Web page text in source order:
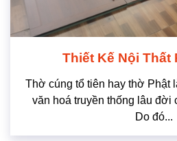
Thiết Kế Nội Thất
Thờ cúng tổ tiên hay thờ Phật
văn hoá truyền thống lâu đời
Do đó...